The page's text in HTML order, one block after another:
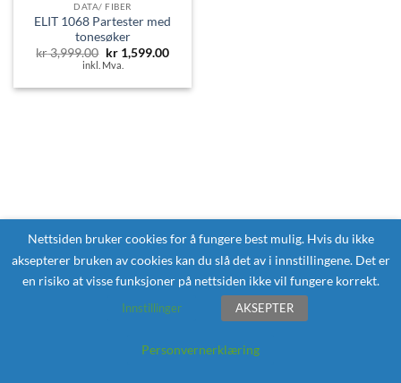
DATA/ FIBER
ELIT 1068 Partester med
tonesøker
kr3,999.00 Opprinnelig
pris
kr 3,999.00.
kr1,599.00Nåværende
kr 1,599.00.
inkl. Mva.
Nettsiden bruker cookies for å fungere best mulig. Hvis du ikke
aksepterer bruken av cookies kan du slå det av i innstillingene. Det er
en risiko at visse funksjoner på nettsiden ikke vil fungere korrekt.
Innstillinger AKSEPTER
Personvernerklæring